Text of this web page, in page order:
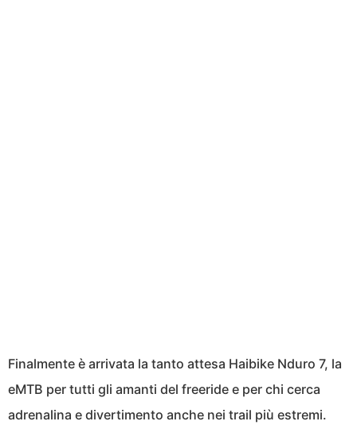
Finalmente è arrivata la tanto attesa Haibike Nduro 7, la
eMTB per tutti gli amanti del freeride e per chi cerca
adrenalina e divertimento anche nei trail più estremi.